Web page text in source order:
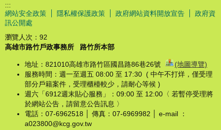
:::
網站安全政策
隱私權保護政策 政府網站資料開放宣告
政府資
訊公開處
瀏覽人次： 92
高雄市路竹戶政事務所
路竹所本部
地址：821010高雄市路竹區國昌路86巷26號
(地圖導覽)
服務時間：週一至週五 08:00 至 17:30 ( 中午不打烊，僅受理
部分戶籍案件，受理櫃檯較少，請耐心等候 )
週六「6912週末貼心服務」：09:00 至 12:00〈 若暫停受理將
於網站公告，請留意公告訊息 〉
電話：07-6962518 │ 傳真：07-6969982 │ e-mail ：
a023800@kcg.gov.tw